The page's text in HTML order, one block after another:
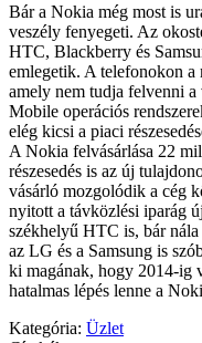
Bár a Nokia még most is
veszély fenyegeti. Az
HTC, Blackberry és
emlegetik. A telefonokon a
amely nem tudja felvenni
Mobile operációs
elég kicsi a piaci
A Nokia felvásárlása 22
részesedés is az új
vásárló mozgolódik a cég
nyitott a távközlési iparág
székhelyű HTC is, bár
az LG és a Samsung is
ki magának, hogy 2014-ig
hatalmas lépés lenne a
Kategória: Üzlet